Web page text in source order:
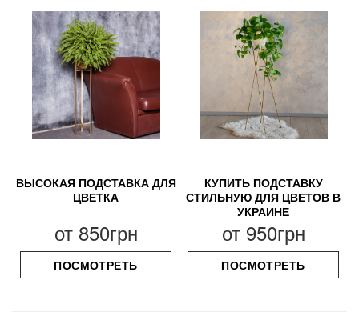
ВЫСОКАЯ ПОДСТАВКА ДЛЯ
ЦВЕТКА
от 850грн
ПОСМОТРЕТЬ
КУПИТЬ ПОДСТАВКУ
СТИЛЬНУЮ ДЛЯ ЦВЕТОВ В
УКРАИНЕ
от 950грн
ПОСМОТРЕТЬ